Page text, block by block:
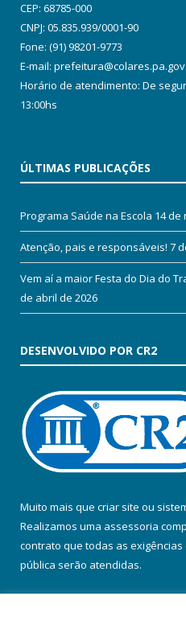
CEP: 68785-000
CNPJ: 05.835.939/0001-90
Fone: (91) 98201-9773
E-mail:
Horário de atendimento: De
13:00hs
ÚLTIMAS PUBLICAÇÕES
Programa Saúde na Escola 14 de
Atenção, pais e responsáveis! 7
Vem aí a maior Festa do Dia do
de abril de 2026
DESENVOLVIDO POR CR2
Muito mais que criar site ou
Realizamos uma assessoria
contrato que todas as exigências
pública serão atendidas.